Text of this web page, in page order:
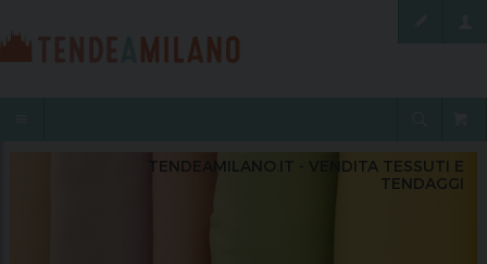
TENDEAMILANO.IT - VENDITA TESSUTI E
TENDAGGI